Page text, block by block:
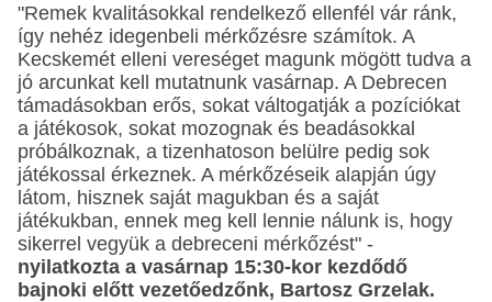
"Remek kvalitásokkal rendelkező ellenfél vár ránk,
így nehéz idegenbeli mérkőzésre számítok. A
Kecskemét elleni vereséget magunk mögött tudva a
jó arcunkat kell mutatnunk vasárnap. A Debrecen
támadásokban erős, sokat váltogatják a pozíciókat
a játékosok, sokat mozognak és beadásokkal
próbálkoznak, a tizenhatoson belülre pedig sok
játékossal érkeznek. A mérkőzéseik alapján úgy
látom, hisznek saját magukban és a saját
játékukban, ennek meg kell lennie nálunk is, hogy
sikerrel vegyük a debreceni mérkőzést" -
nyilatkozta a vasárnap 15:30-kor kezdődő
bajnoki előtt vezetőedzőnk, Bartosz Grzelak.